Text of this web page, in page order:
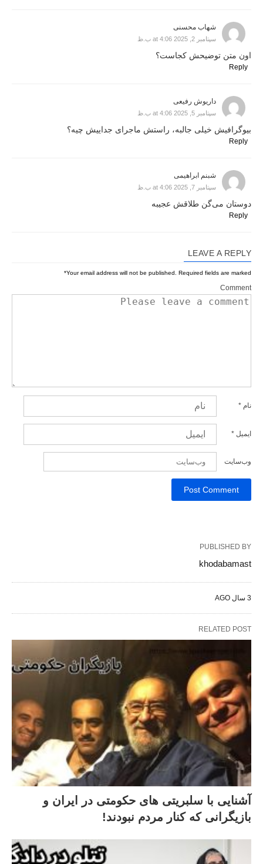
شهاب محسنی
سپتامبر 2, 2025 at 4:06 ب.ظ
اون متن توضیحش کجاست؟
Reply
داریوش رفیعی
سپتامبر 5, 2025 at 4:06 ب.ظ
بیوگرافیش خیلی جالبه، راستش ماجرای جداییش چیه؟
Reply
شبنم ابراهیمی
سپتامبر 7, 2025 at 4:06 ب.ظ
دوستان می‌گن طلاقش عجیبه
Reply
LEAVE A REPLY
Your email address will not be published. Required fields are marked
*
Comment
نام *
ایمیل *
وب‌سایت
PUBLISHED BY
khodabamast
3 سال AGO
RELATED POST
آشنایی با سلبریتی های حکومتی در ایران و
بازیگرانی که کنار مردم نبودند!